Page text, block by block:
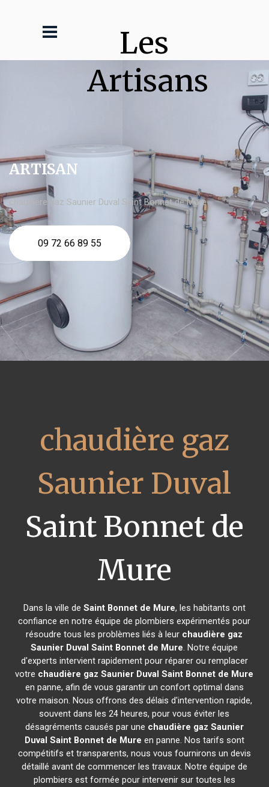
Les
Artisans
ARTISAN
chaudière gaz Saunier Duval Saint Bonnet de Mure
09 72 66 89 55
chaudière gaz
Saunier Duval
Saint Bonnet de
Mure
Dans la ville de Saint Bonnet de Mure, les habitants ont
confiance en notre équipe de plombiers expérimentés pour
résoudre tous les problèmes liés à leur chaudière gaz
Saunier Duval Saint Bonnet de Mure. Notre équipe
d'experts intervient rapidement pour réparer ou remplacer
votre chaudière gaz Saunier Duval Saint Bonnet de Mure
en panne, afin de vous garantir un confort optimal dans
votre maison. Nous offrons des délais d'intervention rapide,
souvent dans les 24 heures, pour vous éviter les
désagréments causés par une chaudière gaz Saunier
Duval Saint Bonnet de Mure en panne. Nos tarifs sont
compétitifs et transparents, nous vous fournirons un devis
détaillé avant de commencer les travaux. Notre équipe de
plombiers est formée pour intervenir sur toutes les